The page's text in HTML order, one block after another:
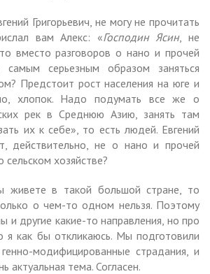
Григорьевич, не могу не прочитать
вам Алекс: «Господин Ясин, не
вместо разговоров о нано и прочей
серьезным образом заняться
Предстоит рост населения на юге и
хлопок. Надо подумать все же о
рек в Среднюю Азию, занять там
их к себе», то есть людей. Евгений
действительно, не о нано и прочей
сельском хозяйстве?
живете в такой большой стране, то
о чем-то одном нельзя. Поэтому
и другие какие-то направления, но про
я как бы откликаюсь. Мы подготовили
модифицированные страдания, и
актуальная тема. Согласен.